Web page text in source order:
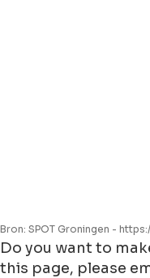
Bron: SPOT Groningen -
Do you want to
this page, please